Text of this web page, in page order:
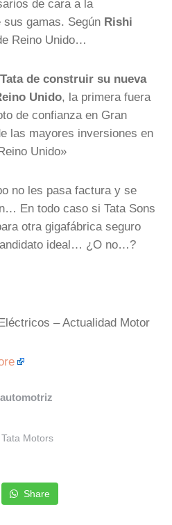
de cara a la
gamas. Según Rishi
Reino Unido…
de construir su nueva
Unido, la primera fuera
de confianza en Gran
las mayores inversiones en
Unido»
no les pasa factura y se
En todo caso si Tata Sons
otra gigafábrica seguro
ideal… ¿O no…?
– Actualidad Motor
Tata Motors
Share